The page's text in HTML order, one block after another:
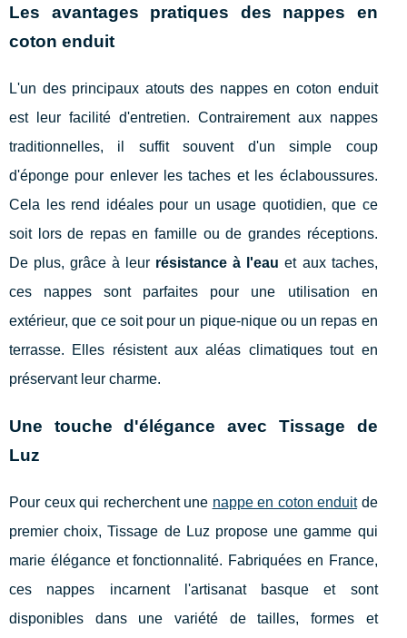
Les avantages pratiques des nappes en
coton enduit
L'un des principaux atouts des nappes en coton enduit
est leur facilité d'entretien. Contrairement aux nappes
traditionnelles, il suffit souvent d'un simple coup
d'éponge pour enlever les taches et les éclaboussures.
Cela les rend idéales pour un usage quotidien, que ce
soit lors de repas en famille ou de grandes réceptions.
De plus, grâce à leur résistance à l'eau et aux taches,
ces nappes sont parfaites pour une utilisation en
extérieur, que ce soit pour un pique-nique ou un repas en
terrasse. Elles résistent aux aléas climatiques tout en
préservant leur charme.
Une touche d'élégance avec Tissage de
Luz
Pour ceux qui recherchent une nappe en coton enduitde
premier choix, Tissage de Luz propose une gamme qui
marie élégance et fonctionnalité. Fabriquées en France,
ces nappes incarnent l'artisanat basque et sont
disponibles dans une variété de tailles, formes et